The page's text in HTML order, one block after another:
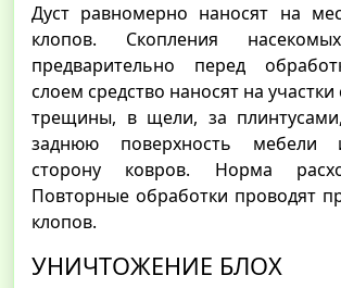
Дуст равномерно наносят на
клопов. Скопления
предварительно перед
слоем средство наносят на участки
трещины, в щели, за
заднюю поверхность мебели
сторону ковров. Норма
Повторные обработки проводят
клопов.
УНИЧТОЖЕНИЕ БЛОХ